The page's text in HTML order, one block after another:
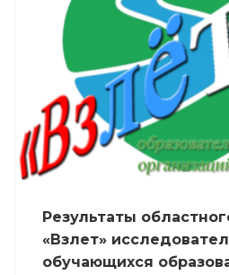
Результаты
«Взлет»
обучающихся